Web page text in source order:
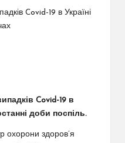
Covid-19 в
доби поспіль.
охорони здоров’я